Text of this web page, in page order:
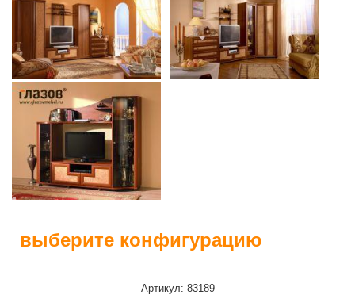
выберите конфигурацию
Артикул: 83189